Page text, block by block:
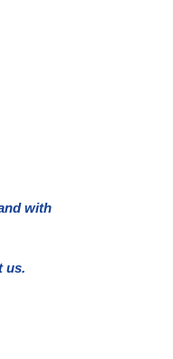
with
us.